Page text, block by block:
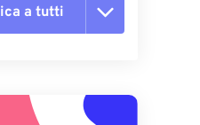
a tutti